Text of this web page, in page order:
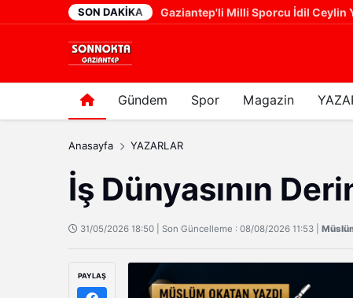
SON DAKIKA
1 gün önce Gaziantep'li Milli Sporcu İdil Ceylin
Gündem Spor Magazin
Anasayfa YAZARLAR
İş Dünyasının
31/05/2026 18:50 | Son Güncelleme : 08/08/2026 11:53 |
PAYLAŞ